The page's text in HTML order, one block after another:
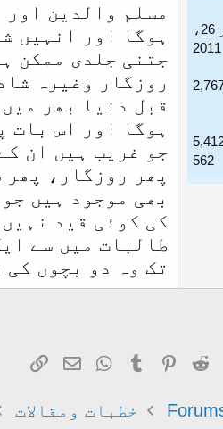
ستمبر 26،
2011
562
مسلم والدین
ہوگا اور انہیں
جتنی جلدی ممکن
روزگار وغیرہ
قبل دنیا بھر
ہوگا اور اس بات
جو غریب ہیں ان
پھر روزگار،
بھی موجود ہیں
کی کوئی قید
طالبات میں سے
تک وہ دو بچوں
Facebook
Reddit
Pinterest
Tumblr
WhatsApp
ای میل
Link
خطبات ومقالات